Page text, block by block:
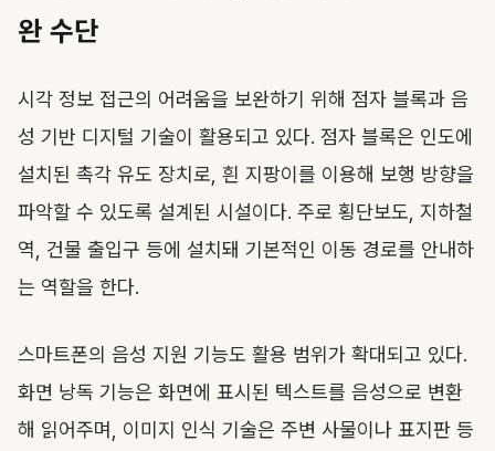
완 수단
시각 정보 접근의 어려움을 보완하기 위해 점자 블록과 음
성 기반 디지털 기술이 활용되고 있다. 점자 블록은 인도에
설치된 촉각 유도 장치로, 흰 지팡이를 이용해 보행 방향을
파악할 수 있도록 설계된 시설이다. 주로 횡단보도, 지하철
역, 건물 출입구 등에 설치돼 기본적인 이동 경로를 안내하
는 역할을 한다.
스마트폰의 음성 지원 기능도 활용 범위가 확대되고 있다.
화면 낭독 기능은 화면에 표시된 텍스트를 음성으로 변환
해 읽어주며, 이미지 인식 기술은 주변 사물이나 표지판 등